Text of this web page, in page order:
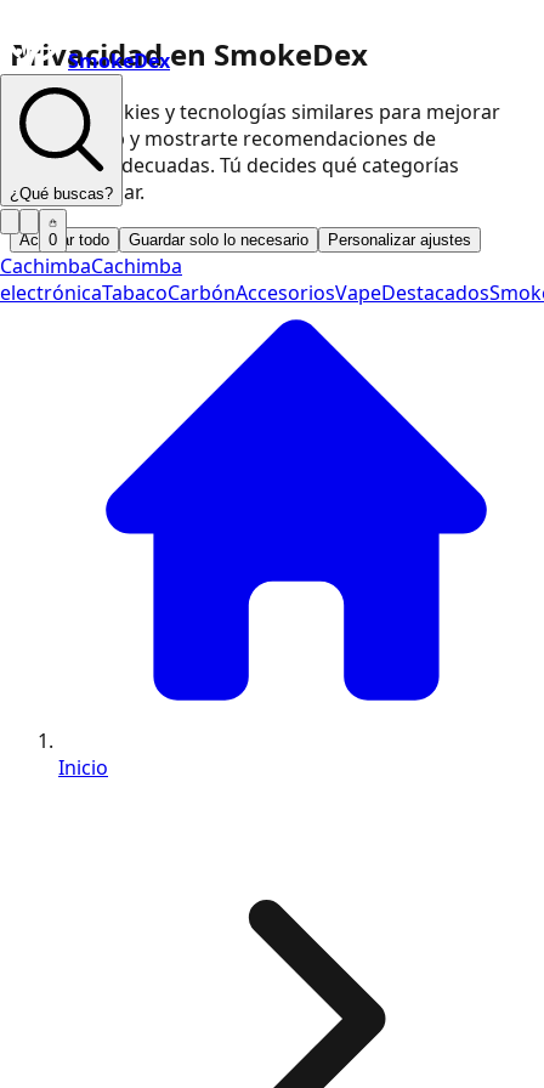
Privacidad en SmokeDex
Usamos cookies y tecnologías similares para mejorar
nuestra web y mostrarte recomendaciones de
productos adecuadas. Tú decides qué categorías
podemos usar.
Aceptar todo Guardar solo lo necesario Personalizar ajustes
SmokeDex
¿Qué buscas?
0
CachimbaCachimba
electrónicaTabacoCarbónAccesoriosVapeDestacados
Inicio